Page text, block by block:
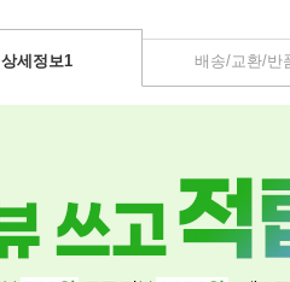
상세정보1 배송/교환/반